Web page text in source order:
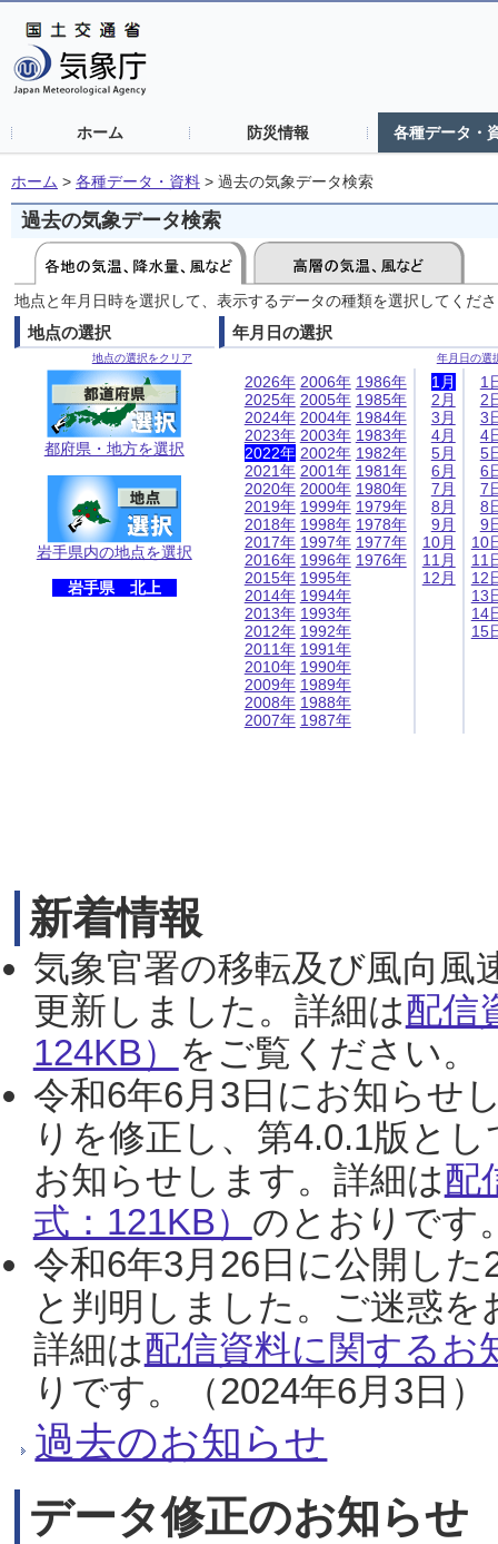
ホーム 防災情報 各種データ・
ホーム > 各種データ・資料 > 過去の気象データ検索
過去の気象データ検索
地点と年月日時を選択して、表示するデータの種類を選択してくだ
地点の選択
地点の選択をクリア
都府県・地方を選択
岩手県内の地点を選択
岩手県 北上
年月日の選択
年月日の選
2026年
2025年
2024年
2023年
2022年
2021年
2020年
2019年
2018年
2017年
2016年
2015年
2014年
2013年
2012年
2011年
2010年
2009年
2008年
2007年
2006年
2005年
2004年
2003年
2002年
2001年
2000年
1999年
1998年
1997年
1996年
1995年
1994年
1993年
1992年
1991年
1990年
1989年
1988年
1987年
1986年
1985年
1984年
1983年
1982年
1981年
1980年
1979年
1978年
1977年
1976年
1月
2月
3月
4月
5月
6月
7月
8月
9月
10月
11月
12月
1
2
3
4
5
6
7
8
9
10
11
12
13
14
15
新着情報
気象官署の移転及び風向風
更新しました。詳細は配信
124KB） をご覧ください。
令和6年6月3日にお知らせ
りを修正し、第4.0.1版と
お知らせします。詳細は配
式：121KB） のとおりです
令和6年3月26日に公開し
と判明しました。ご迷惑
詳細は配信資料に関するお
りです。（2024年6月3日）
過去のお知らせ
データ修正のお知らせ